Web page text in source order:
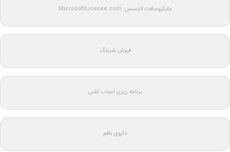
مایکروسافت لایسنس: MicrosoftLicense.com
فروش بلبرینگ
برنامه ریزی اسباب کشی
داروی بلغم